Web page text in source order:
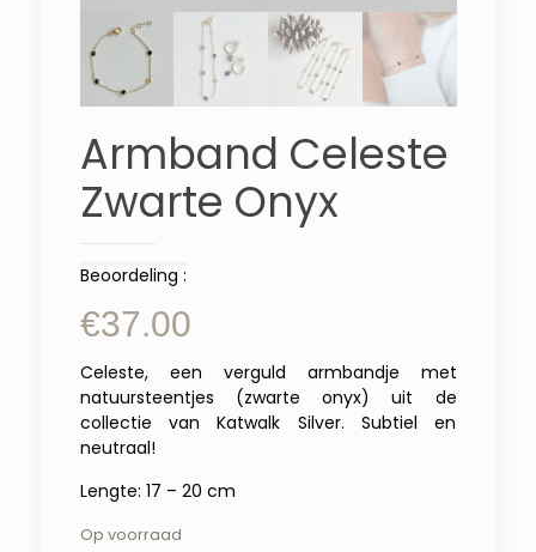
Armband Celeste
Zwarte Onyx
Beoordeling :
€37.00
Celeste, een verguld armbandje met
natuursteentjes (zwarte onyx) uit de
collectie van Katwalk Silver. Subtiel en
neutraal!
Lengte: 17 – 20 cm
Op voorraad